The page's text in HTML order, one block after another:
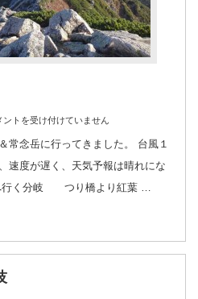
ントを受け付けていません
常念岳に行ってきました。 台風１
速度が遅く、天気予報は晴れにな
行く分岐 つり橋より紅葉 …